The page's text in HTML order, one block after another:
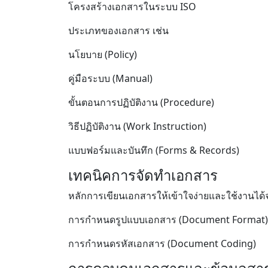
โครงสร้างเอกสารในระบบ ISO
ประเภทของเอกสาร เช่น
นโยบาย (Policy)
คู่มือระบบ (Manual)
ขั้นตอนการปฏิบัติงาน (Procedure)
วิธีปฏิบัติงาน (Work Instruction)
แบบฟอร์มและบันทึก (Forms & Records)
เทคนิคการจัดทำเอกสาร
หลักการเขียนเอกสารให้เข้าใจง่ายและใช้งานได้
การกำหนดรูปแบบเอกสาร (Document Format)
การกำหนดรหัสเอกสาร (Document Coding)